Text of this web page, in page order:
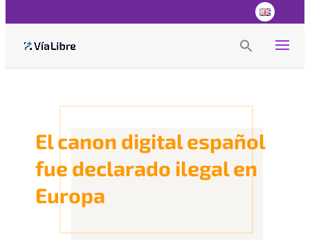
Search Button
El canon digital español
fue declarado ilegal en
Europa